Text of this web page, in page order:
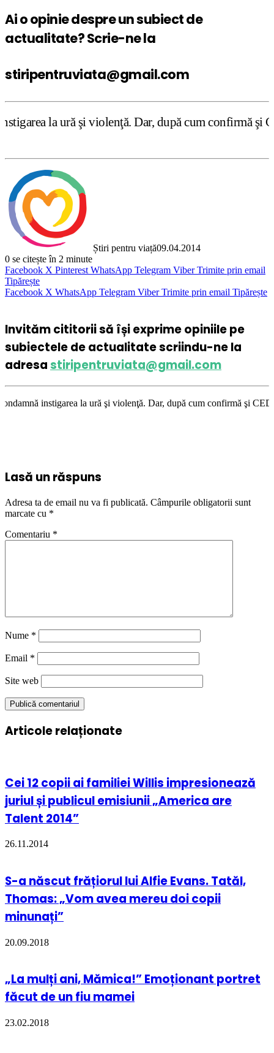
Ai o opinie despre un subiect de
actualitate? Scrie-ne la
stiripentruviata@gmail.com
şi violenţă. Dar, după cum confirmă şi CEDO în
Știri pentru viață09.04.2014
0 se citește în 2 minute
Facebook X Pinterest WhatsApp Telegram Viber Trimite prin email
Tipărește
Facebook X WhatsApp Telegram Viber Trimite prin email Tipărește
Invităm cititorii să își exprime opiniile pe
subiectele de actualitate scriindu-ne la
adresastiripentruviata@gmail.com
la ură şi violenţă. Dar, după cum confirmă şi CEDO în cazul
Lasă un răspuns
Adresa ta de email nu va fi publicată. Câmpurile obligatorii sunt
marcate cu *
Comentariu *
Nume *
Email *
Site web
Articole relaționate
Cei 12 copii ai familiei Willis impresionează
juriul și publicul emisiunii „America are
Talent 2014”
26.11.2014
S-a născut frățiorul lui Alfie Evans. Tatăl,
Thomas: „Vom avea mereu doi copii
minunați”
20.09.2018
„La mulți ani, Mămica!” Emoționant portret
făcut de un fiu mamei
23.02.2018